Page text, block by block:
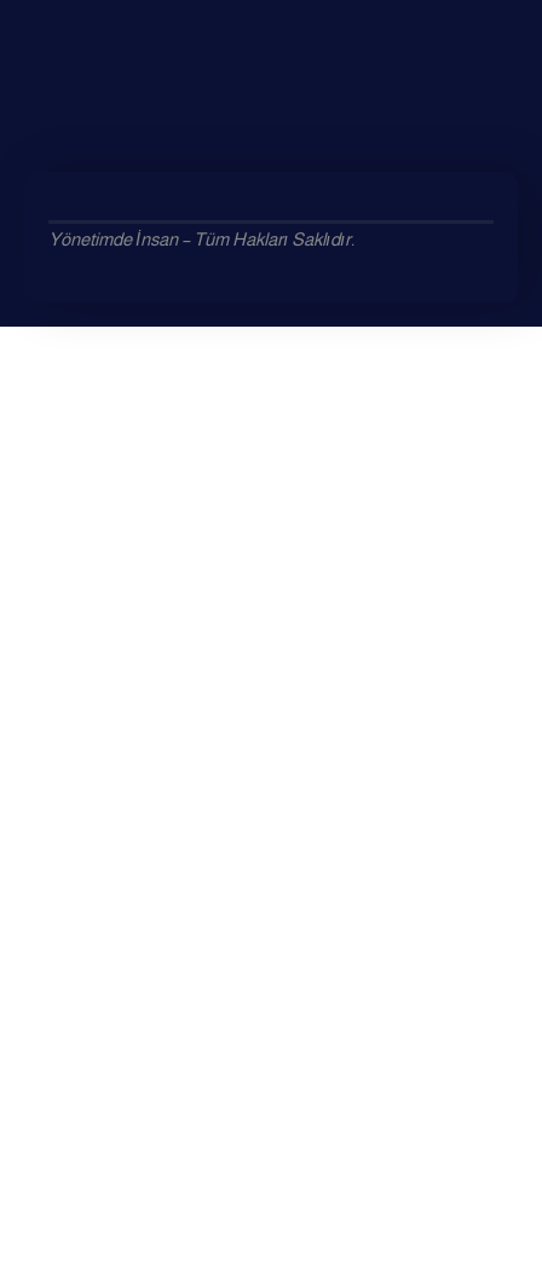
Yönetimde İnsan – Tüm Hakları Saklıdır.